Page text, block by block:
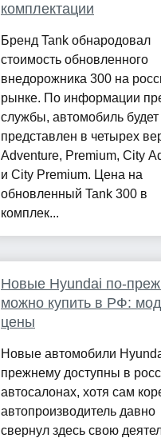
комплектации
Бренд Tank обнародовал
стоимость обновленного
внедорожника 300 на
рынке. По информации
службы, автомобиль будет
представлен в четырех
Adventure, Premium, City
и City Premium. Цена на
обновленный Tank 300 в
комплек...
Новые Hyundai по-
можно купить в РФ:
цены
Новые автомобили
прежнему доступны в
автосалонах, хотя сам
автопроизводитель давно
свернул здесь свою